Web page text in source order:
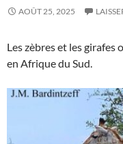
AOÛT 25, 2025
Les zèbres et les girafes
en Afrique du Sud.